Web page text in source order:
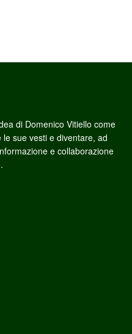
di Domenico Vitiello come
sue vesti e diventare, ad
e collaborazione